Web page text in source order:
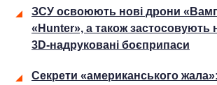
ЗСУ освоюють нові дрони
«Hunter», а також застосовують
3D-надруковані боєприпаси
Секрети «американського